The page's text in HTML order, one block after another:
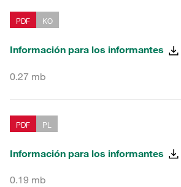
PDF KO
Información para los informantes
0.27 mb
PDF PL
Información para los informantes
0.19 mb